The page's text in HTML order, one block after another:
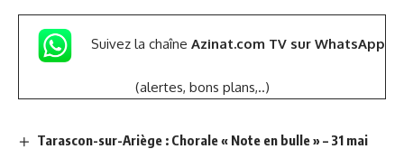
Suivez la chaîne Azinat.com TV sur WhatsApp
(alertes, bons plans,..)
Tarascon-sur-Ariège : Chorale « Note en bulle » – 31 mai